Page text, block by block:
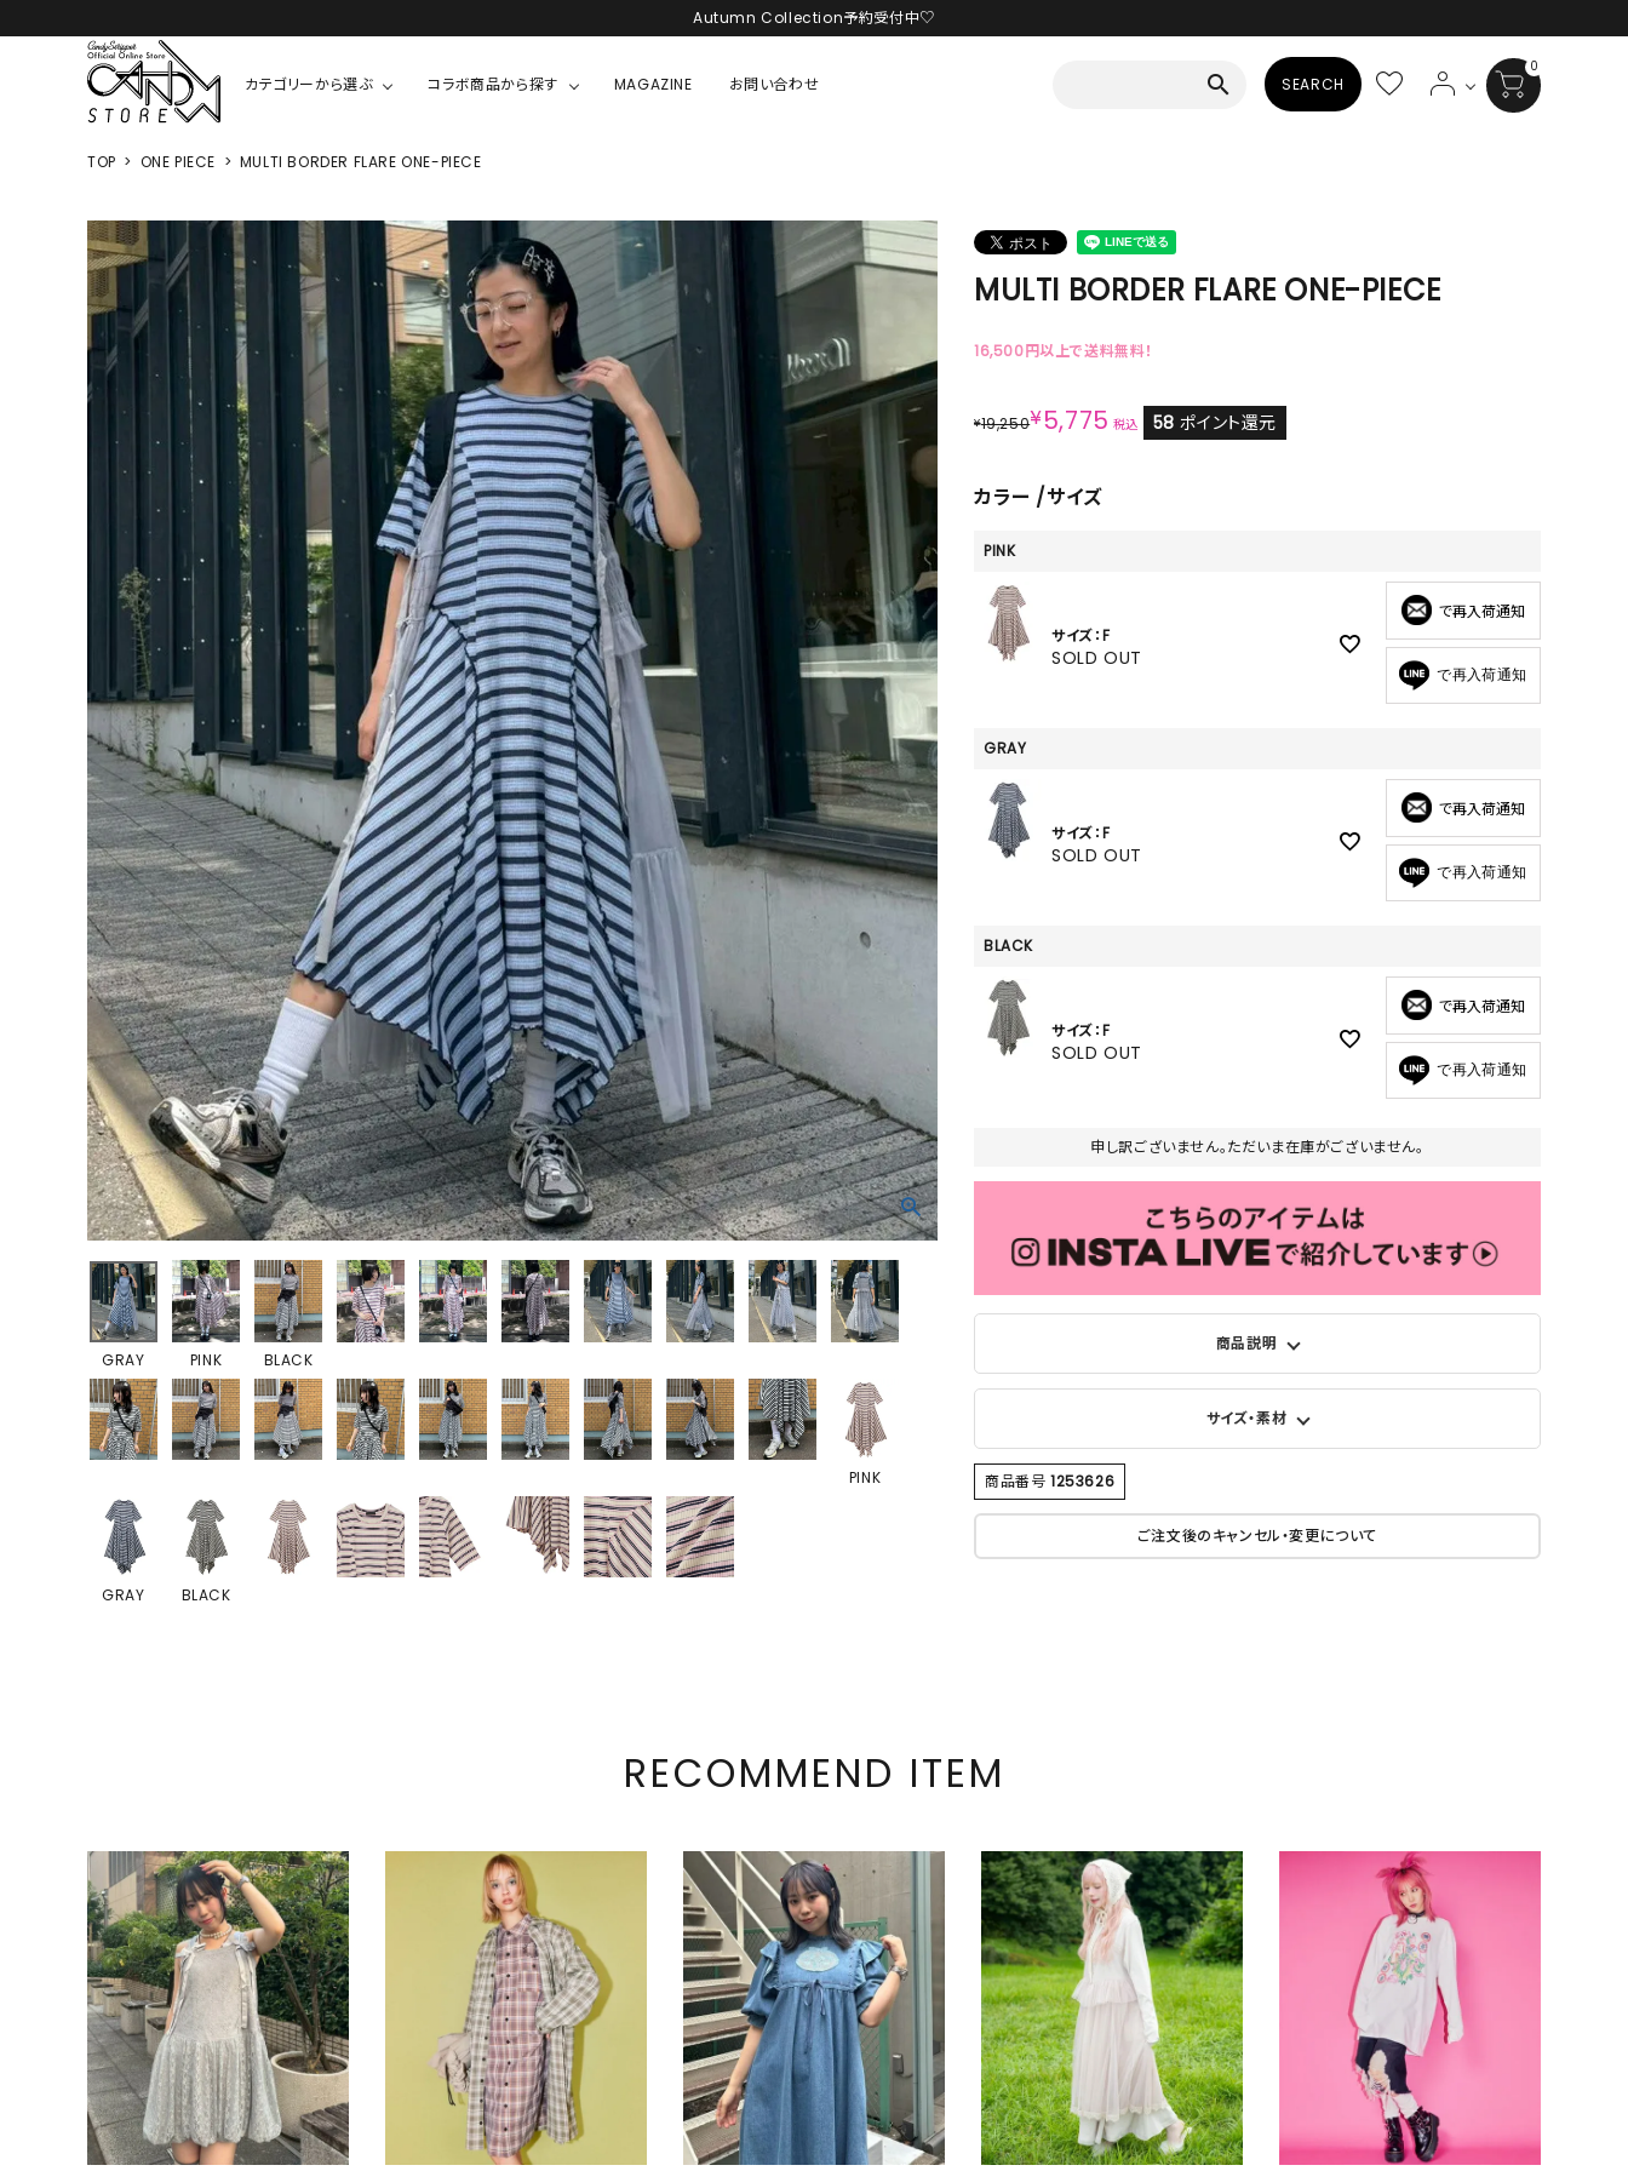
Autumn Collection予約受付中♡
新規会員登録で1,000円分のポイントプレゼント！
カテゴリーから選ぶ
ALL
T-SHIRT
CUTSEW
SWEAT
CARDIGAN
OTHER
SHIRT
BLOUSES
ALL
JACKET
ALL
ONE PIECE
JUMPER SKIRT
PANTS
ALL
PANTS
DENIM
SHORT PANTS
SALOPETTE
ALL
PEPE
ALL
SALE
ALL
HAT
ALL
コラボ商品から探す
COOKIE BOY ニャニィニュニェニョン
ちびまる子ちゃん
チャーミーキティ Hohokam DINER
ウサハナ シナモロール
クレヨンしんちゃん MIKIOSAKABE・THREE TREASURES
HELLO KITTY ダンダダン
MAGAZINE お問い合わせ search SEARCH
0
TOP ONE PIECE MULTI BORDER FLARE ONE-PIECE
GRAY PINK BLACK
PINK
GRAY BLACK
MULTI BORDER FLARE ONE-PIECE
16,500円以上で送料無料！
¥19,250¥5,775 税込 58 ポイント還元
カラー サイズ
PINK
サイズ：F
SOLD OUT
で再入荷通知
で再入荷通知
GRAY
サイズ：F
SOLD OUT
で再入荷通知
で再入荷通知
BLACK
サイズ：F
SOLD OUT
で再入荷通知
で再入荷通知
申し訳ございません。ただいま在庫がございません。
商品説明
サイズ・素材
商品番号 1253626
ご注文後のキャンセル・変更について
RECOMMEND ITEM